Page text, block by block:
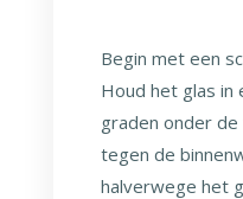
Begin met een
Houd het glas in
graden onder
tegen de
halverwege het